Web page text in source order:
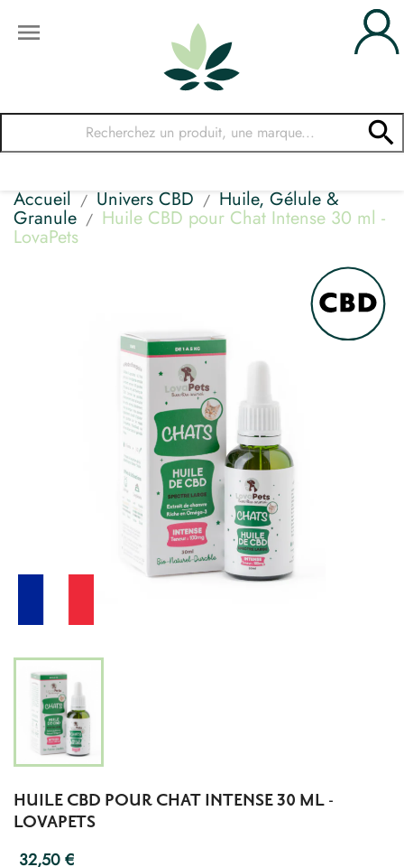


Accueil Univers CBD Huile, Gélule &
Granule Huile CBD pour Chat Intense 30 ml -
LovaPets
HUILE CBD POUR CHAT INTENSE 30 ML -
LOVAPETS
32,50 €